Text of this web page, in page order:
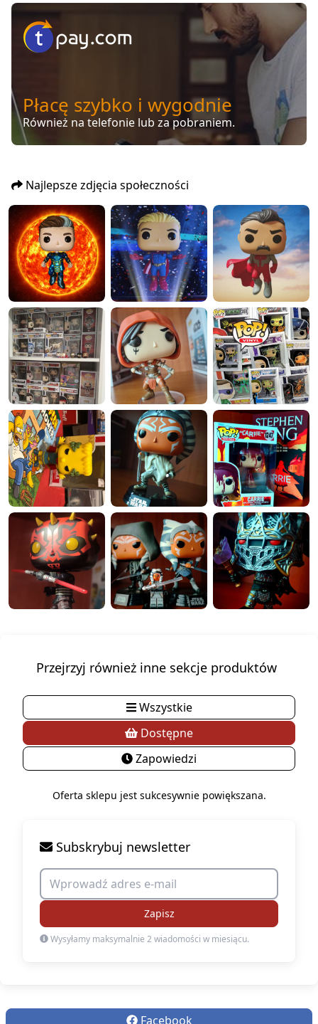
Płacę szybko i wygodnie
Również na telefonie lub za pobraniem.
Najlepsze zdjęcia społeczności
Przejrzyj również inne sekcje produktów
Wszystkie
Dostępne
Zapowiedzi
Oferta sklepu jest sukcesywnie powiększana.
Subskrybuj newsletter
Zapisz
Wysyłamy maksymalnie 2 wiadomości w miesiącu.
Facebook